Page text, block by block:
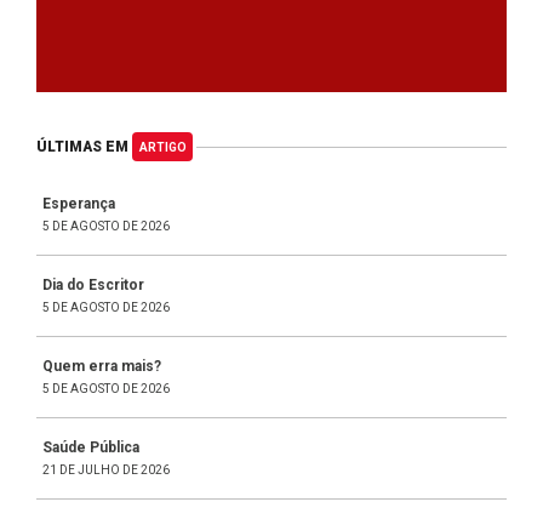
ÚLTIMAS EM ARTIGO
Esperança
5 DE AGOSTO DE 2026
Dia do Escritor
5 DE AGOSTO DE 2026
Quem erra mais?
5 DE AGOSTO DE 2026
Saúde Pública
21 DE JULHO DE 2026